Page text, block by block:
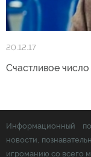
20.12.17
Счастливое
Информационный
новости,
игроманию со всего